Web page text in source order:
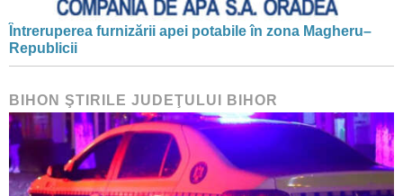
Întreruperea furnizării apei potabile în zona Magheru–
Republicii
BIHON ŞTIRILE JUDEŢULUI BIHOR